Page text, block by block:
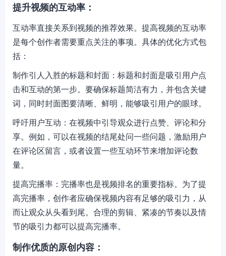
提升视频的互动率：
互动率直接关系到视频的推荐效果。提高视频的互动率
是每个创作者需要重点关注的事项。具体的优化方式包
括：
制作引人入胜的标题和封面：标题和封面是吸引用户点
击和互动的第一步。要确保标题简洁有力，并包含关键
词，同时封面图要清晰、鲜明，能够吸引用户的眼球。
呼吁用户互动：在视频中引导观众进行点赞、评论和分
享。例如，可以在视频的结尾处问一些问题，激励用户
在评论区留言，或者设置一些互动环节来增加评论数
量。
提高完播率：完播率也是视频排名的重要指标。为了提
高完播率，创作者应确保视频内容有足够的吸引力，从
而让观众从头看到尾。合理的剪辑、紧凑的节奏以及情
节的吸引力都可以提高完播率。
制作优质的原创内容：